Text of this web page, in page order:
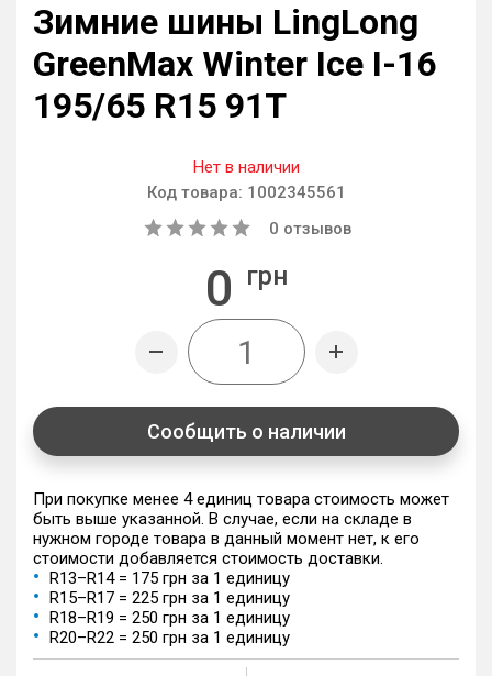
Зимние шины LingLong
GreenMax Winter Ice I-16
195/65 R15 91T
Нет в наличии
Код товара: 1002345561
0 отзывов
0 грн
Сообщить о наличии
При покупке менее 4 единиц товара стоимость может
быть выше указанной. В случае, если на складе в
нужном городе товара в данный момент нет, к его
стоимости добавляется стоимость доставки.
R13–R14 = 175 грн за 1 единицу
R15–R17 = 225 грн за 1 единицу
R18–R19 = 250 грн за 1 единицу
R20–R22 = 250 грн за 1 единицу